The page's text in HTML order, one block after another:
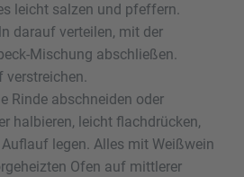
leicht salzen und pfeffern.
darauf verteilen, mit der
Mischung abschließen.
verstreichen.
Rinde abschneiden oder
halbieren, leicht flachdrücken,
legen. Alles mit Weißwein
Ofen auf mittlerer